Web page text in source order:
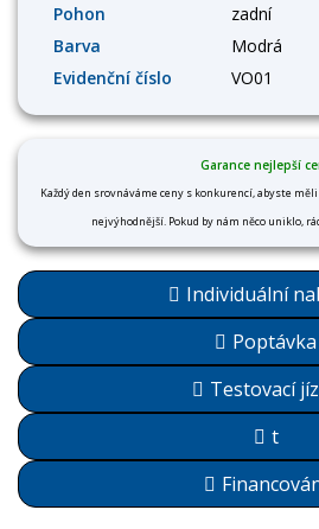
Pohon
zadní
Barva
Modrá
Evidenční číslo
VO01
Garance nejlepší
Každý den srovnáváme ceny s konkurencí, abyste
nejvýhodnější. Pokud by nám něco uniklo,
Individuální
Poptávka
Testovací
t